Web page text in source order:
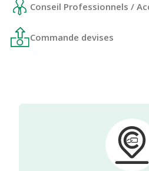
Conseil Professionnels /
Commande devises